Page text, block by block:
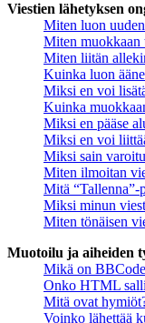
Viestien lähetyksen
Miten luon
Miten muokkaan
Miten liitän
Kuinka luon
Miksi en voi
Kuinka
Miksi en pääse
Miksi en voi
Miksi sain
Miten ilmoitan
Mitä “Tallenna”-
Miksi minun
Miten tönäisen
Muotoilu ja aiheiden
Mikä on
Onko HTML
Mitä ovat
Voinko lähettää